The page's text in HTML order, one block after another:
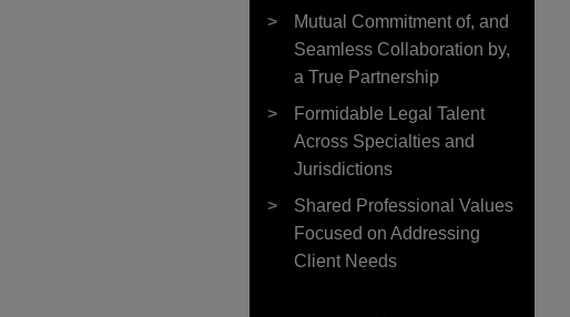
Mutual Commitment of, and
Seamless Collaboration by,
a True Partnership
Formidable Legal Talent
Across Specialties and
Jurisdictions
Shared Professional Values
Focused on Addressing
Client Needs